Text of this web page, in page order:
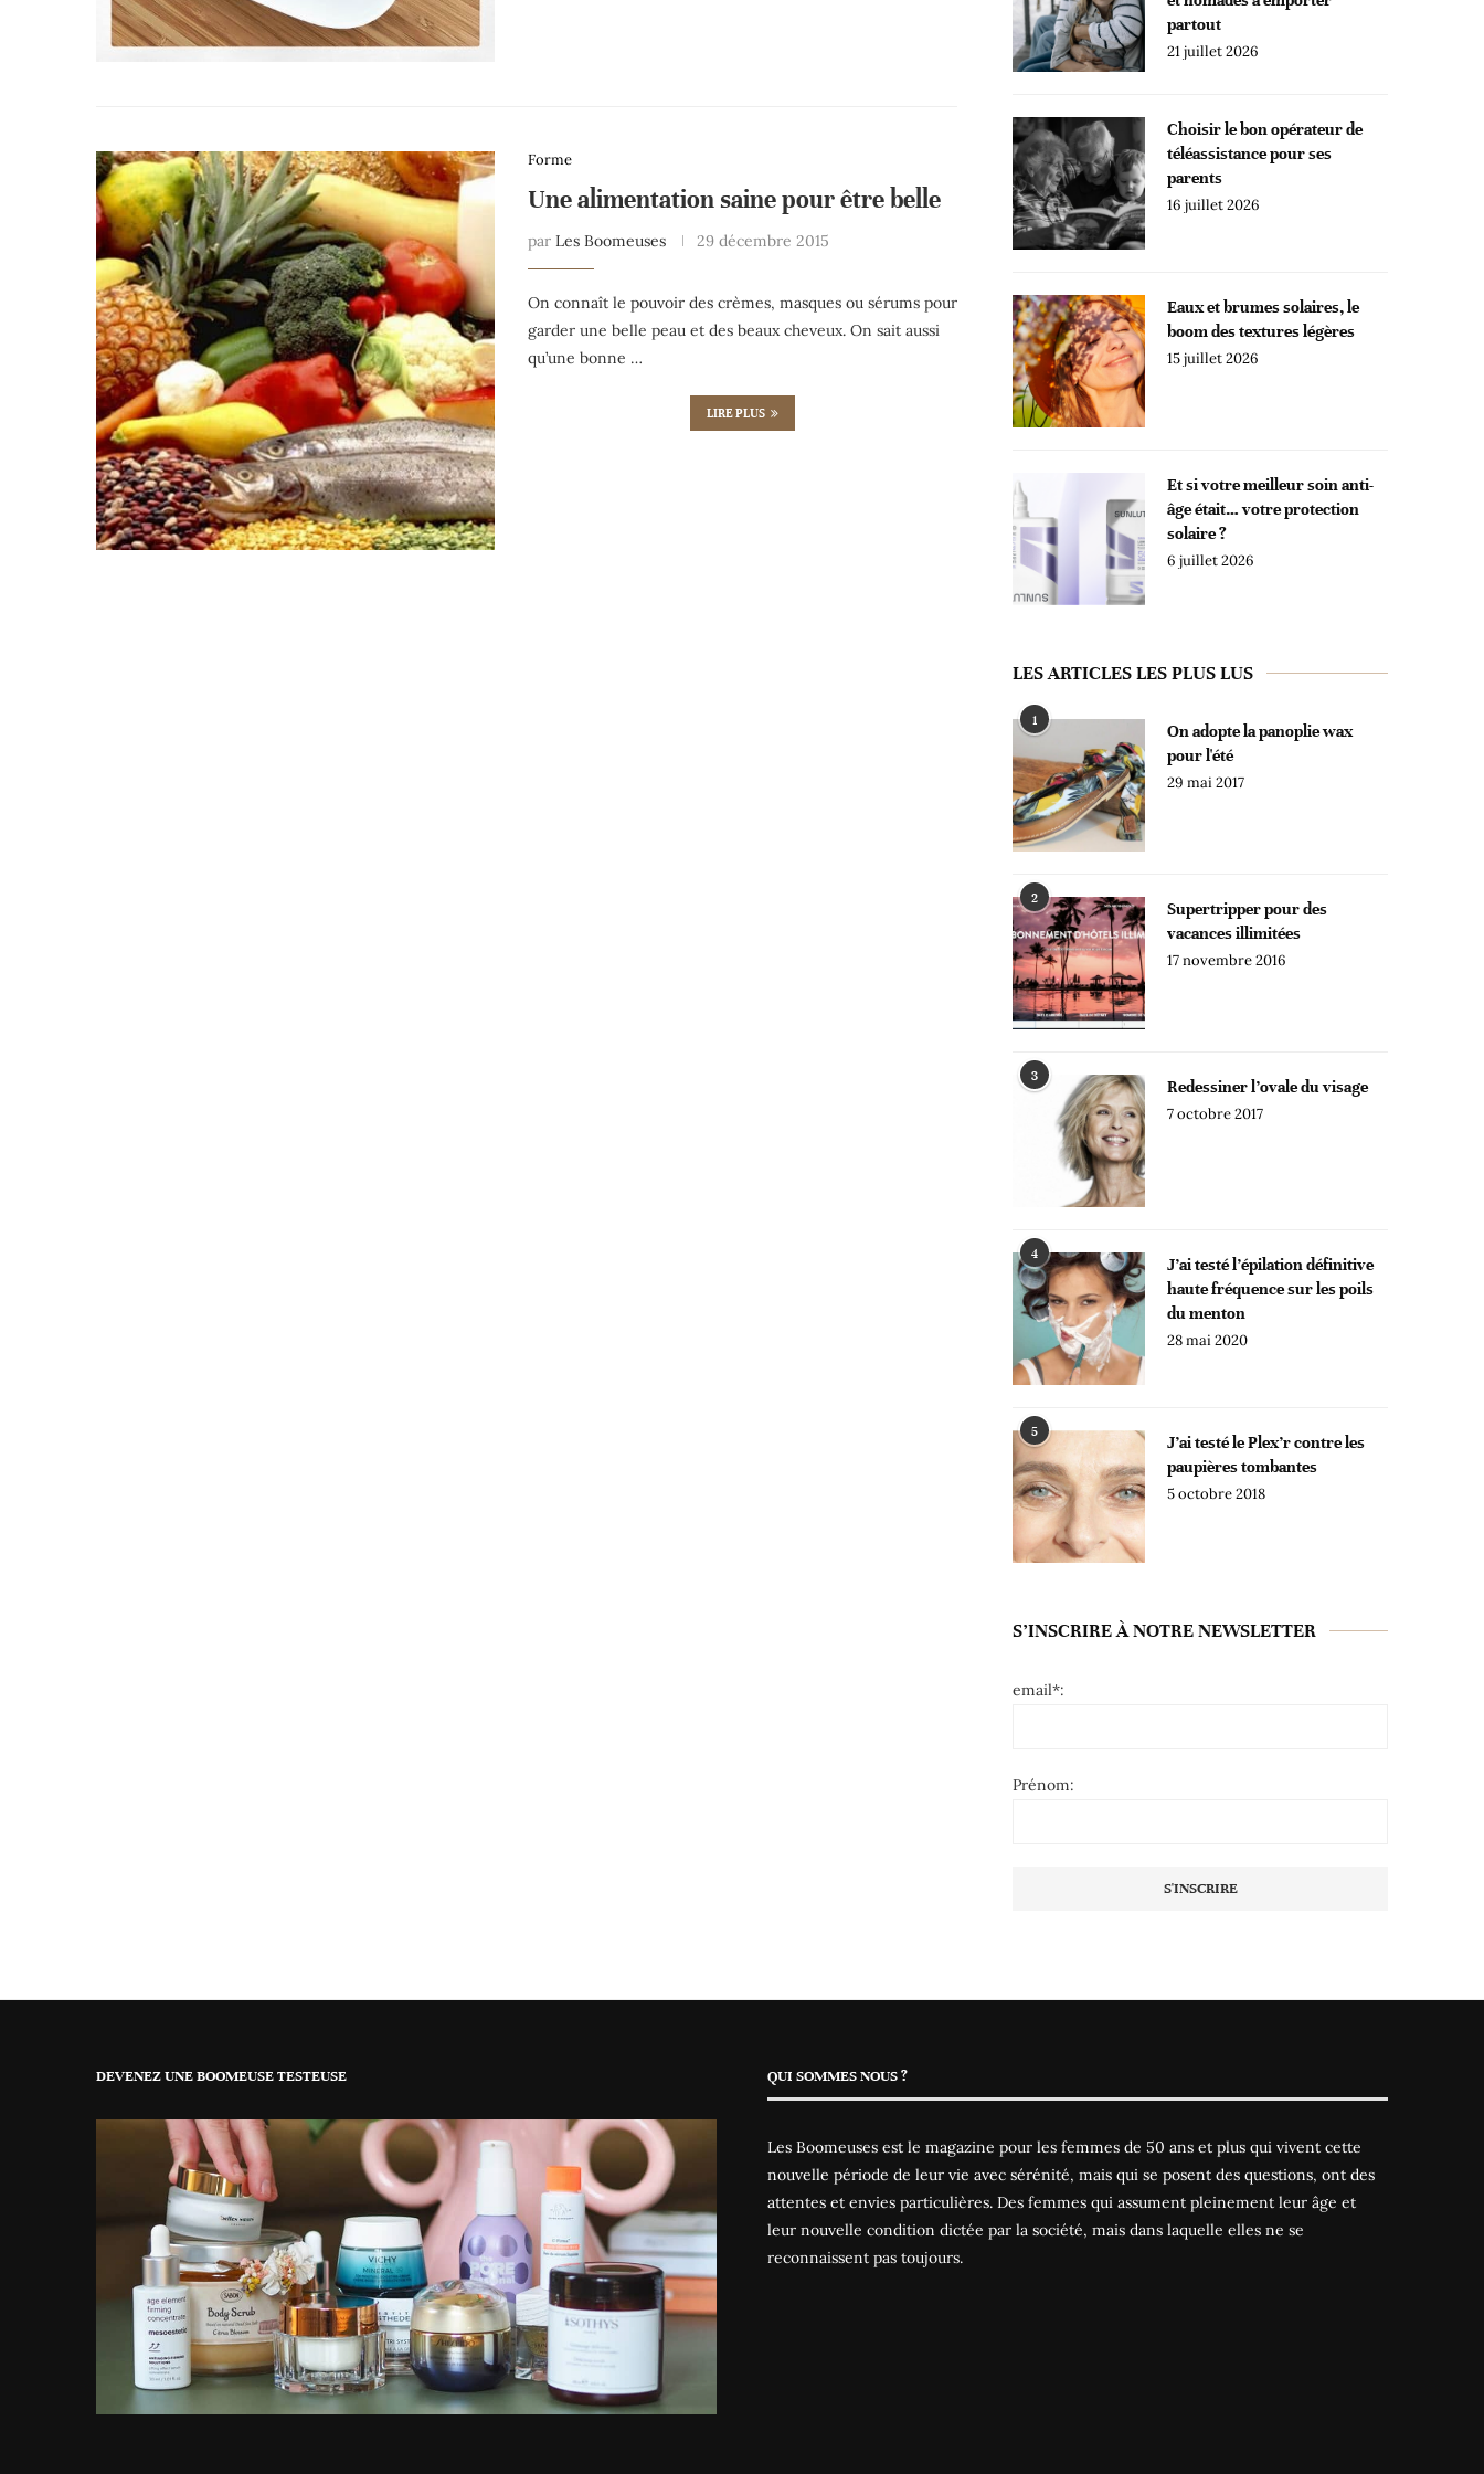
Forme
Une alimentation saine pour être belle
par Les Boomeuses 29 décembre 2015
On connaît le pouvoir des crèmes, masques ou sérums pour
garder une belle peau et des beaux cheveux. On sait aussi
qu’une bonne …
LIRE PLUS
partout
21 juillet 2026
Choisir le bon opérateur de
téléassistance pour ses
parents
16 juillet 2026
Eaux et brumes solaires, le
boom des textures légères
15 juillet 2026
Et si votre meilleur soin anti-
âge était… votre protection
solaire ?
6 juillet 2026
LES ARTICLES LES PLUS LUS
1
On adopte la panoplie wax
pour l'été
29 mai 2017
2
Supertripper pour des
vacances illimitées
17 novembre 2016
3
Redessiner l’ovale du visage
7 octobre 2017
4
J’ai testé l’épilation définitive
haute fréquence sur les poils
du menton
28 mai 2020
5
J’ai testé le Plex’r contre les
paupières tombantes
5 octobre 2018
S’INSCRIRE À NOTRE NEWSLETTER
email*:
Prénom:
DEVENEZ UNE BOOMEUSE TESTEUSE QUI SOMMES NOUS ?
Les Boomeuses est le magazine pour les femmes de 50 ans et plus qui vivent cette
nouvelle période de leur vie avec sérénité, mais qui se posent des questions, ont des
attentes et envies particulières. Des femmes qui assument pleinement leur âge et
leur nouvelle condition dictée par la société, mais dans laquelle elles ne se
reconnaissent pas toujours.